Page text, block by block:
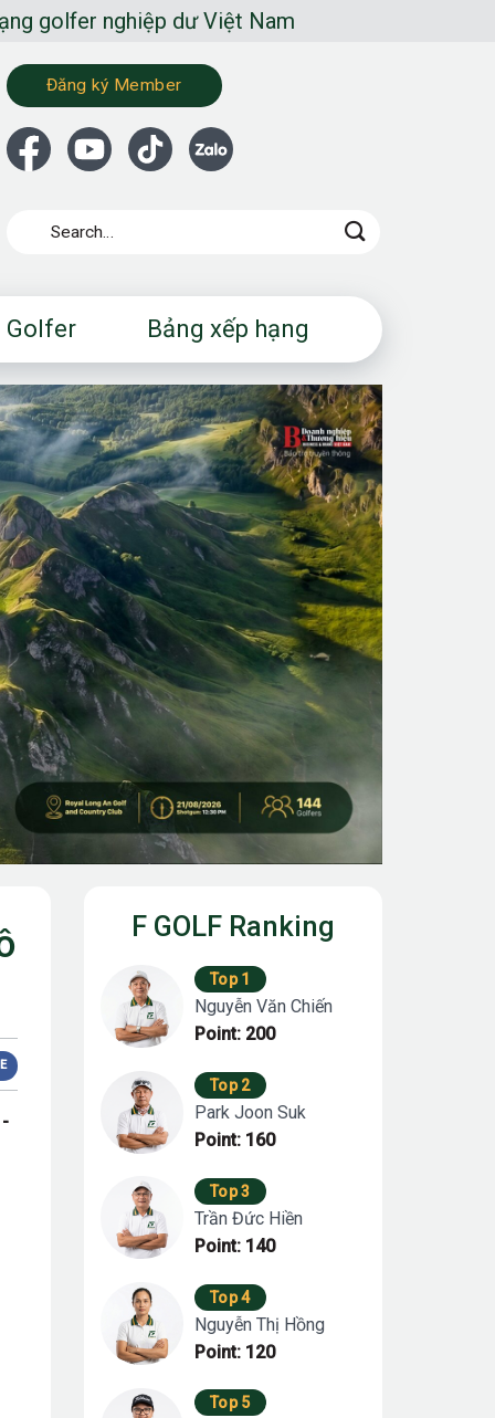
dư Việt Nam
Đăng ký Member
Golfer Bảng xếp hạng
F GOLF Ranking
Top 1
Nguyễn Văn Chiến
Point: 200
Top 2
Park Joon Suk
Point: 160
Top 3
Trần Đức Hiền
Point: 140
Top 4
Nguyễn Thị Hồng
Point: 120
Top 5